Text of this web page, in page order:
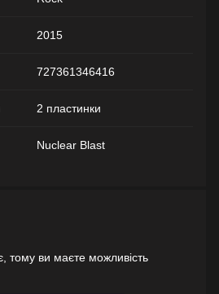
2015
727361346416
2 пластинки
Nuclear Blast
тому ви маєте можливість